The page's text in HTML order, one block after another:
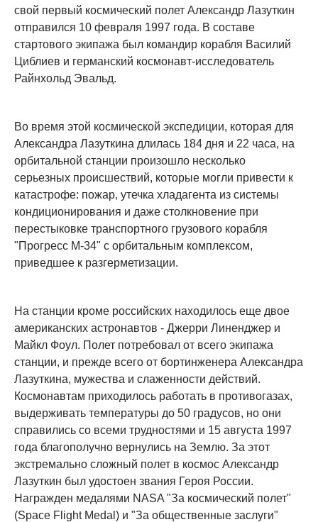
свой первый космический полет Александр Лазуткин
отправился 10 февраля 1997 года. В составе
стартового экипажа был командир корабля Василий
Циблиев и германский космонавт-исследователь
Райнхольд Эвальд.
Во время этой космической экспедиции, которая для
Александра Лазуткина длилась 184 дня и 22 часа, на
орбитальной станции произошло несколько
серьезных происшествий, которые могли привести к
катастрофе: пожар, утечка хладагента из системы
кондиционирования и даже столкновение при
перестыковке транспортного грузового корабля
"Прогресс М-34" с орбитальным комплексом,
приведшее к разгерметизации.
На станции кроме российских находилось еще двое
американских астронавтов - Джерри Линенджер и
Майкл Фоул. Полет потребовал от всего экипажа
станции, и прежде всего от бортинженера Александра
Лазуткина, мужества и слаженности действий.
Космонавтам приходилось работать в противогазах,
выдерживать температуры до 50 градусов, но они
справились со всеми трудностями и 15 августа 1997
года благополучно вернулись на Землю. За этот
экстремально сложный полет в космос Александр
Лазуткин был удостоен звания Героя России.
Награжден медалями NASA "За космический полет"
(Space Flight Medal) и "За общественные заслуги"